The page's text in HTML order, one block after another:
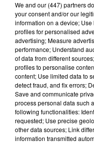
L'EFS a besoin de
We and our (447) partners
your consent and/or our
information on a device;
profiles for personalised
advertising; Measure
performance; Understand
of data from different
profiles to personalise
content; Use limited data to
detect fraud, and fix errors;
Save and communicate
process personal data such
following functionalities:
requested; Use precise
other data sources; Link
information transmitted